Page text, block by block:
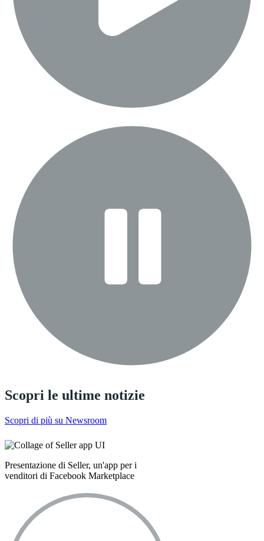
Scopri le ultime notizie
Scopri di più su Newsroom
Presentazione di Seller, un'app per i
venditori di Facebook Marketplace